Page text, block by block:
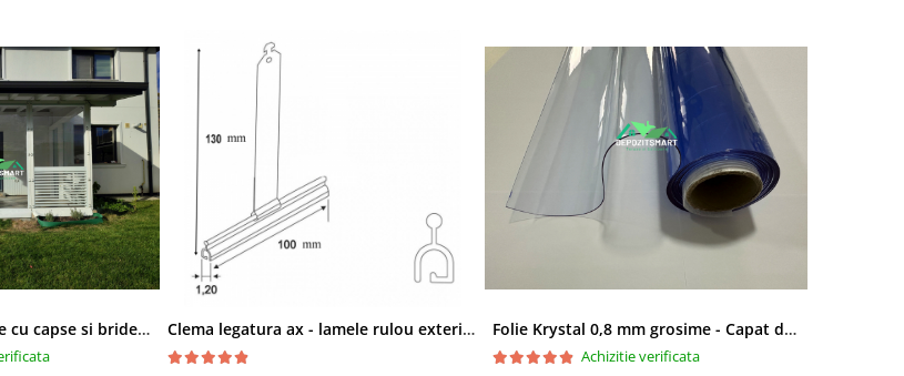
Panouri transparente cu capse si bride confectionate Clema legatura ax - lamele rulou exterior din aluminiu 37 mm, 39 mm, 45 mm Folie Krystal 0,8 mm grosime - Capat de val - Economica
Achizitie verificata